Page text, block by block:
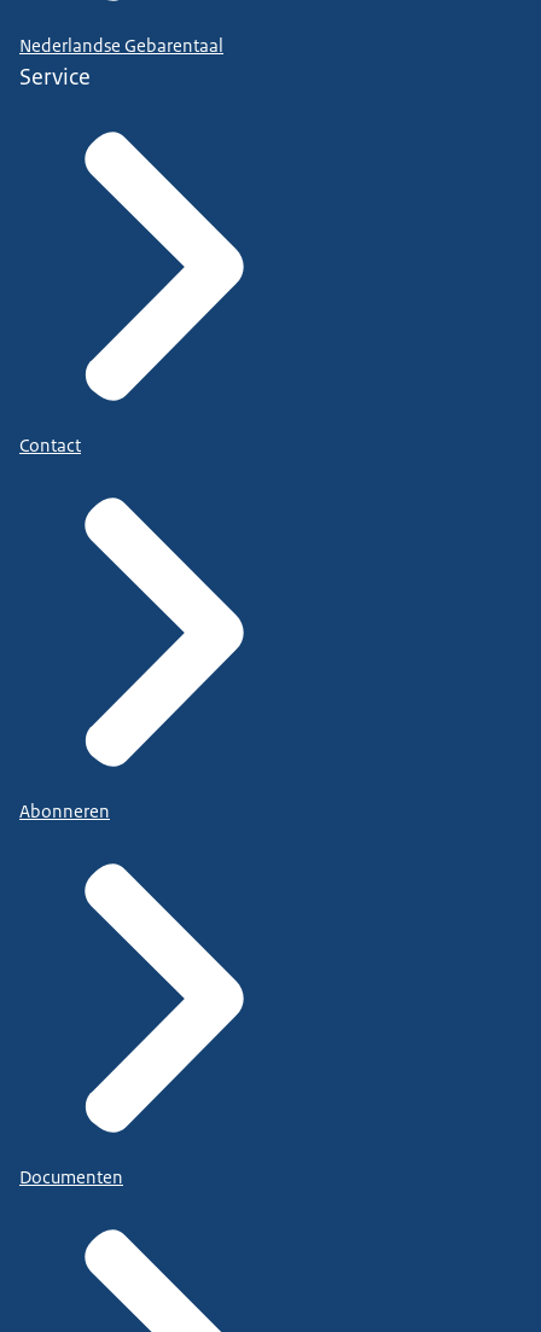
Nederlandse Gebarentaal
Service
Contact
Abonneren
Documenten